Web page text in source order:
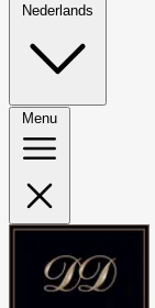
Nederlands
Menu